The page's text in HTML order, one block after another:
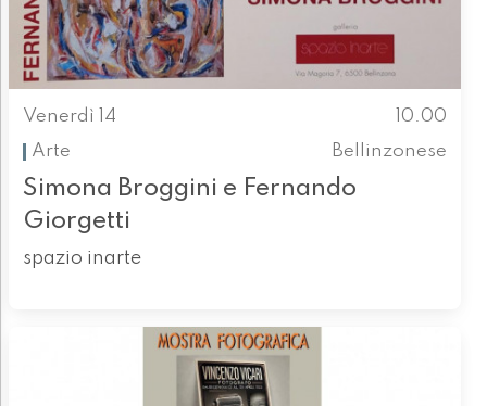
Venerdì 14
10.00
Arte
Bellinzonese
Simona Broggini e Fernando
Giorgetti
spazio inarte